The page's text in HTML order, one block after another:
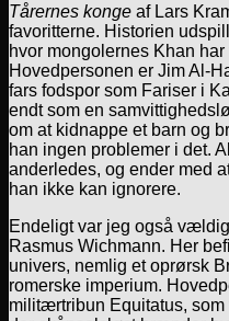
Tårernes konge af Lars
favoritterne. Historien
hvor mongolernes Khan
Hovedpersonen er Jim Al-
fars fodspor som Fariser i
endt som en
om at kidnappe et barn og
han ingen problemer i det.
anderledes, og ender med
han ikke kan ignorere.
Endeligt var jeg også
Rasmus Wichmann. Her
univers, nemlig et oprørsk
romerske imperium.
militærtribun Equitatus,